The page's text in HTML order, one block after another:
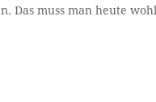
Das muss man heute